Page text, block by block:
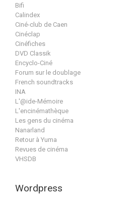
Bifi
Calindex
Ciné-club de Caen
Cinéclap
Cinéfiches
DVD Classik
Encyclo-Ciné
Forum sur le doublage
French soundtracks
INA
L'@ide-Mémoire
L'encinémathèque
Les gens du cinéma
Nanarland
Retour à Yuma
Revues de cinéma
VHSDB
Wordpress